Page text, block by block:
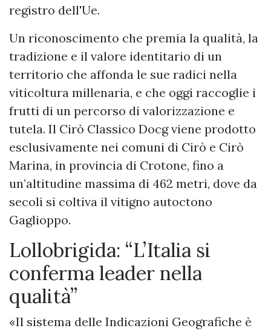
registro dell'Ue.
Un riconoscimento che premia la qualità, la
tradizione e il valore identitario di un
territorio che affonda le sue radici nella
viticoltura millenaria, e che oggi raccoglie i
frutti di un percorso di valorizzazione e
tutela. Il Cirò Classico Docg viene prodotto
esclusivamente nei comuni di Cirò e Cirò
Marina, in provincia di Crotone, fino a
un’altitudine massima di 462 metri, dove da
secoli si coltiva il vitigno autoctono
Gaglioppo.
Lollobrigida: “L’Italia si
conferma leader nella
qualità”
«Il sistema delle Indicazioni Geografiche è